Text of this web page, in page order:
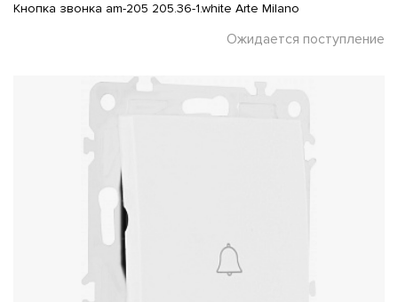
Кнопка звонка am-205 205.36-1.white Arte Milano
Ожидается поступление